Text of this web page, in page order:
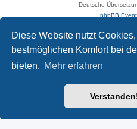
Diese Website nutzt
bestmöglichen Komfort bei
bieten. Mehr erfahren
Deutsche
phpBB